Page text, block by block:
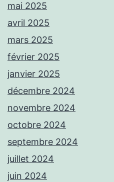
mai 2025
avril 2025
mars 2025
février 2025
janvier 2025
décembre 2024
novembre 2024
octobre 2024
septembre 2024
juillet 2024
juin 2024